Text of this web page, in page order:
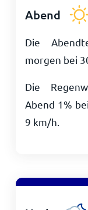
Abend
Die
morgen bei
Die
Abend 1%
9 km/h